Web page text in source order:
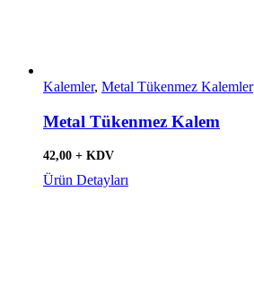
Kalemler, Metal Tükenmez Kalemler
Metal Tükenmez Kalem
42,00 + KDV
Ürün Detayları